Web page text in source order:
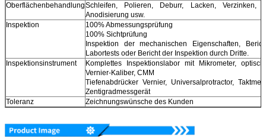
OberflächenbehandlungSchleifen, Polieren, Deburr, Lacken, Verzinken,
Anodisierung usw.
Inspektion
100% Abmessungsprüfung
100% Sichtprüfung
Inspektion der mechanischen Eigenschaften,
Labortests oder Bericht der Inspektion durch Dritte.
Inspektionsinstrument
Komplettes Inspektionslabor mit Mikrometer,
Vernier-Kaliber, CMM
Tiefenabdrücker Vernier, Universalprotractor,
Zentigradmessgerät
Toleranz
Zeichnungswünsche des Kunden